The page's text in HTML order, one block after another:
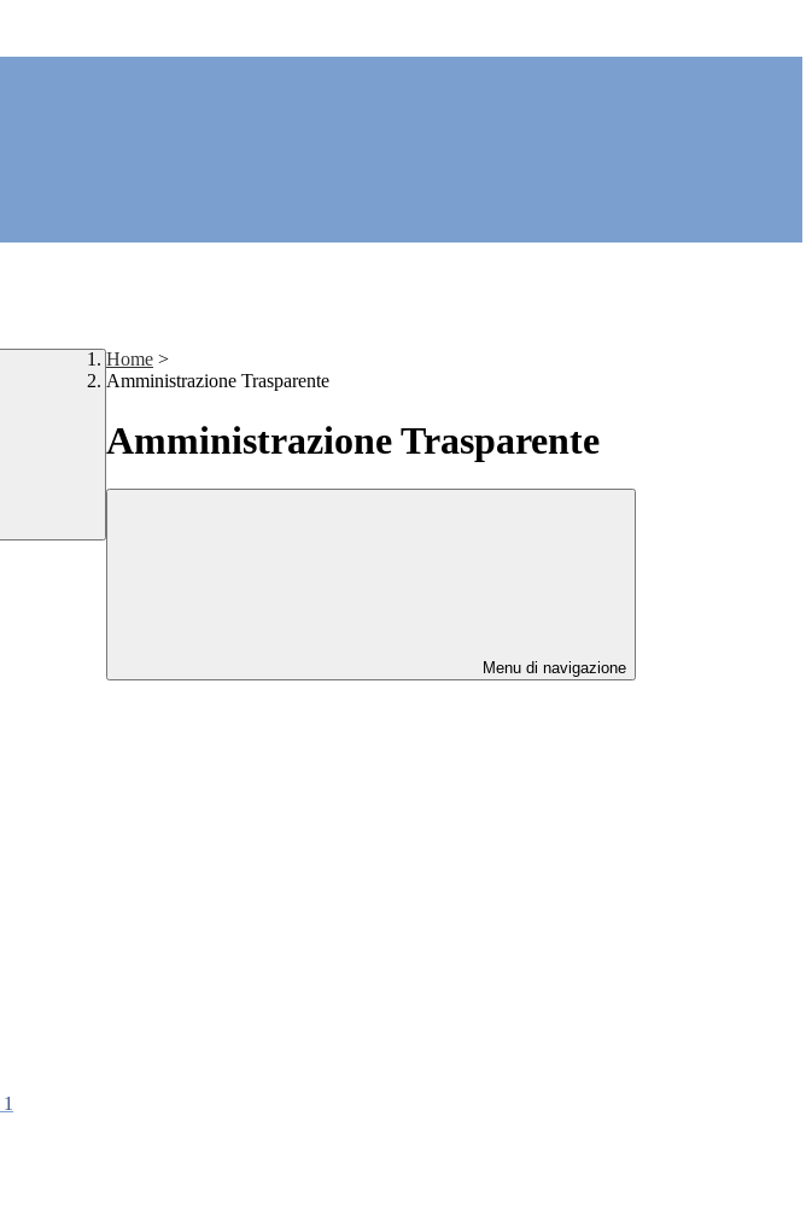
Home >
Amministrazione Trasparente
Amministrazione Trasparente
Menu di navigazione
1